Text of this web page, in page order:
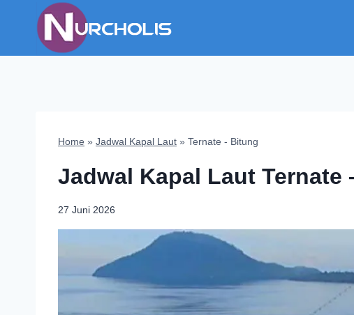
Home » Jadwal Kapal Laut » Ternate - Bitung
Jadwal Kapal Laut Ternate
27 Juni 2026